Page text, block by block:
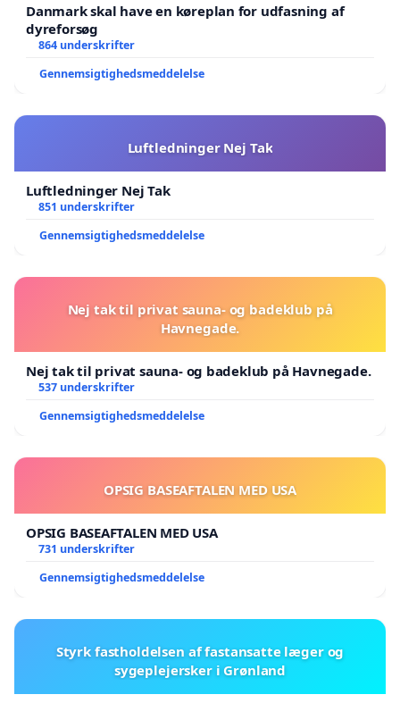
Danmark skal have en køreplan for udfasning af
dyreforsøg
864 underskrifter
Gennemsigtighedsmeddelelse
Luftledninger Nej Tak
Luftledninger Nej Tak
851 underskrifter
Gennemsigtighedsmeddelelse
Nej tak til privat sauna- og badeklub på
Havnegade.
Nej tak til privat sauna- og badeklub på Havnegade.
537 underskrifter
Gennemsigtighedsmeddelelse
OPSIG BASEAFTALEN MED USA
OPSIG BASEAFTALEN MED USA
731 underskrifter
Gennemsigtighedsmeddelelse
Styrk fastholdelsen af fastansatte læger og
sygeplejersker i Grønland